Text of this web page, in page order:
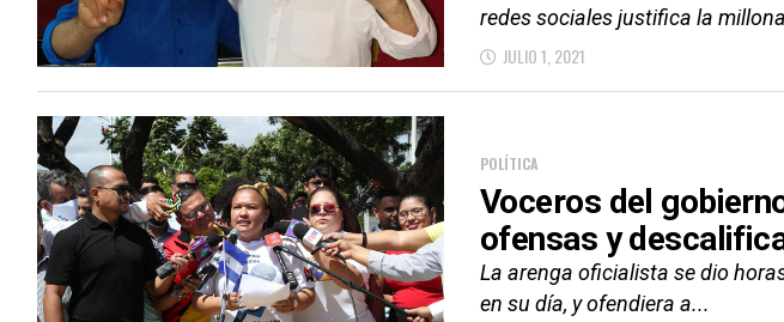
redes sociales justifica la
JULIO 1, 2021
POLÍTICA
Voceros del
ofensas y
La arenga oficialista se dio
en su día, y ofendiera a...